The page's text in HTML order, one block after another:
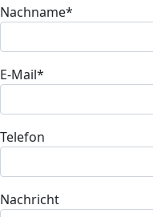
Nachname*
E-Mail*
Telefon
Nachricht